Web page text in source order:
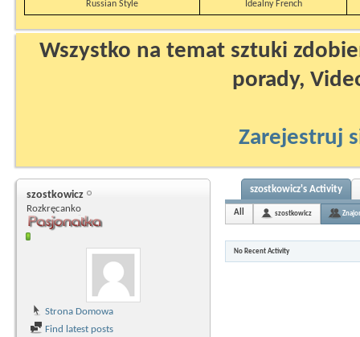
Russian Style
Idealny French
Wszystko na temat sztuki
porady,
Zarejestruj
szostkowicz
Rozkręcanko
Strona Domowa
Find latest posts
szostkowicz's Activity
All szostkowicz
No Recent Activity